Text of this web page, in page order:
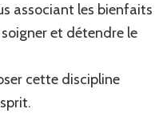
associant les bienfaits
soigner et détendre le
cette discipline